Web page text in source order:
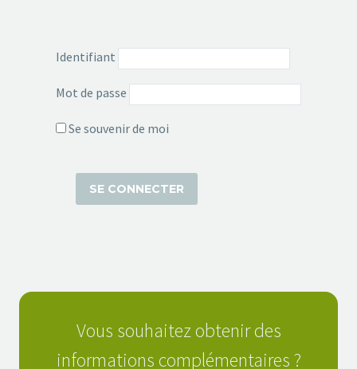
Identifiant
Mot de passe
Se souvenir de moi
Vous souhaitez obtenir des
informations complémentaires ?